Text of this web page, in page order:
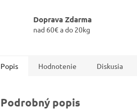
Doprava Zdarma
nad 60€ a do 20kg
Popis Hodnotenie Diskusia
Podrobný popis